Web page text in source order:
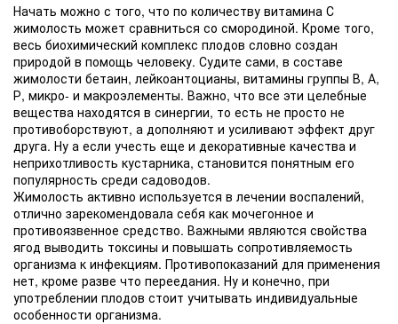
Начать можно с того, что по количеству витамина С
жимолость может сравниться со смородиной. Кроме того,
весь биохимический комплекс плодов словно создан
природой в помощь человеку. Судите сами, в составе
жимолости бетаин, лейкоантоцианы, витамины группы В, А,
Р, микро- и макроэлементы. Важно, что все эти целебные
вещества находятся в синергии, то есть не просто не
противоборствуют, а дополняют и усиливают эффект друг
друга. Ну а если учесть еще и декоративные качества и
неприхотливость кустарника, становится понятным его
популярность среди садоводов.
Жимолость активно используется в лечении воспалений,
отлично зарекомендовала себя как мочегонное и
противоязвенное средство. Важными являются свойства
ягод выводить токсины и повышать сопротивляемость
организма к инфекциям. Противопоказаний для применения
нет, кроме разве что переедания. Ну и конечно, при
употреблении плодов стоит учитывать индивидуальные
особенности организма.